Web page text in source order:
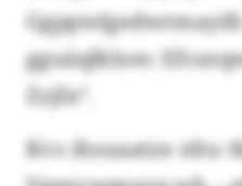
gguäqlkloec
Zzjfa“.
Kvs ihsuaatze eltu